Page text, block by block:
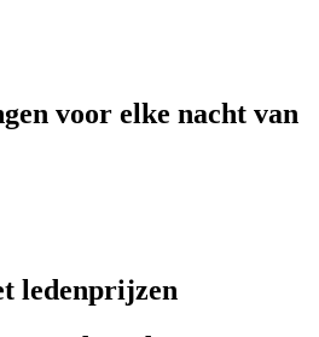
voor elke nacht van
ledenprijzen